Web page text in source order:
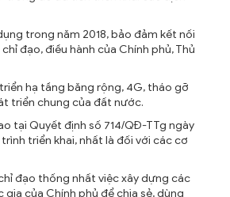
trong năm 2018, bảo đảm kết nối
đạo, điều hành của Chính phủ, Thủ
hạ tầng băng rộng, 4G, tháo gỡ
triển chung của đất nước.
tại Quyết định số 714/QĐ-TTg ngày
triển khai, nhất là đối với các cơ
đạo thống nhất việc xây dựng các
của Chính phủ để chia sẻ, dùng